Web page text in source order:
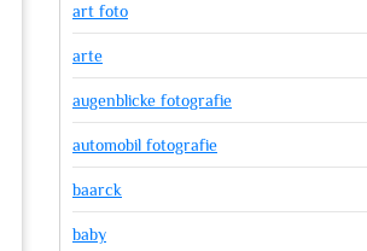
art foto
arte
augenblicke fotografie
automobil fotografie
baarck
baby